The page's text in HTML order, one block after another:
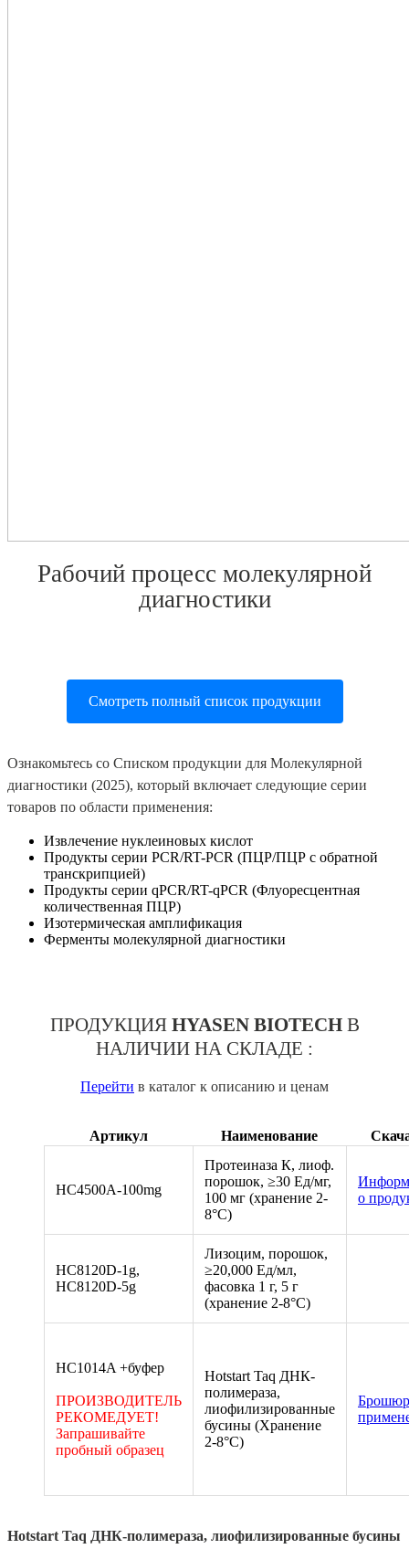
Рабочий процесс молекулярной
диагностики
Смотреть полный список продукции
Ознакомьтесь со Списком продукции для Молекулярной
диагностики (2025), который включает следующие серии
товаров по области применения:
Извлечение нуклеиновых кислот
Продукты серии PCR/RT-PCR (ПЦР/ПЦР с обратной
транскрипцией)
Продукты серии qPCR/RT-qPCR (Флуоресцентная
количественная ПЦР)
Изотермическая амплификация
Ферменты молекулярной диагностики
ПРОДУКЦИЯ HYASEN BIOTECHВ
НАЛИЧИИ НА СКЛАДЕ :
Перейти в каталог к описанию и ценам
Артикул Наименование
HC4500A-100mg
Протеиназа К, лиоф.
порошок, ≥30 Ед/мг,
100 мг (хранение 2-
8°C)
о
HC8120D-1g,
HC8120D-5g
Лизоцим, порошок,
≥20,000 Ед/мл,
фасовка 1 г, 5 г
(хранение 2-8°C)
HC1014A +буфер
ПРОИЗВОДИТЕЛЬ
РЕКОМЕДУЕТ!
Запрашивайте
пробный образец
Hotstart Taq ДНК-
полимераза,
лиофилизированные
бусины (Хранение
2-8°C)
Hotstart Taq ДНК-полимераза, лиофилизированные бусины